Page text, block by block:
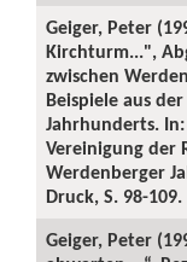
Geiger, Peter
Kirchturm...",
zwischen
Beispiele aus
Jahrhunderts.
Vereinigung der
Werdenberger
Druck, S. 98-109.
Geiger, Peter